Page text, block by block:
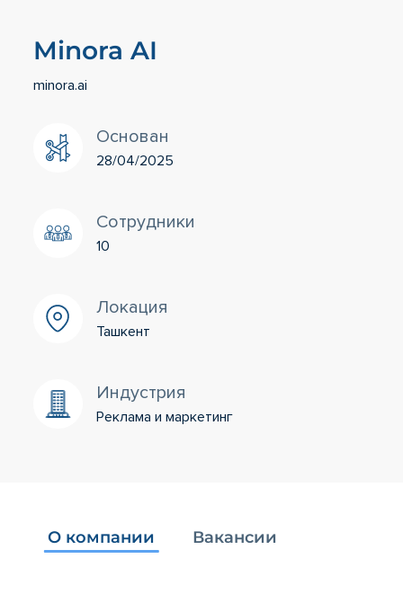
Minora AI
minora.ai
Основан
28/04/2025
Сотрудники
10
Локация
Ташкент
Индустрия
Реклама и маркетинг
О компании Вакансии